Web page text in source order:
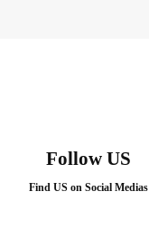
Follow US
Find US on Social Medias